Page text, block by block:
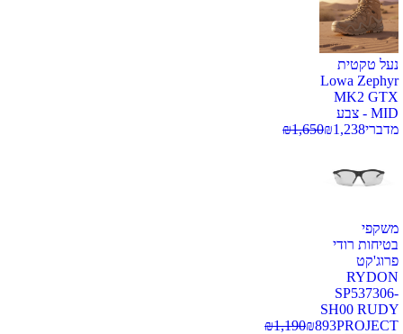
נעל טקטית
Lowa Zephyr
MK2 GTX
MID - צבע
מדברי
₪1,238
₪1,650
משקפי
בטיחות רודי
פרוג'קט
RYDON
SP537306-
SH00 RUDY
PROJECT
₪893
₪1,190